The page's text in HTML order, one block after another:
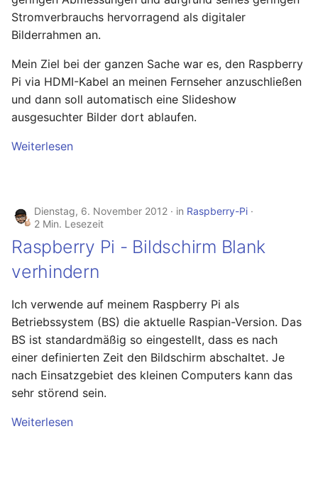
WireGuard VPN
OpenWrt - WireGuard VPN
Stromverbrauchs hervorragend als digitaler
Bilderrahmen an.
Mein Ziel bei der ganzen Sache war es, den Raspberry
Pi via HDMI-Kabel an meinen Fernseher anzuschließen
und dann soll automatisch eine Slideshow
ausgesuchter Bilder dort ablaufen.
Weiterlesen
Dienstag, 6. November 2012 in Raspberry-Pi
2 Min. Lesezeit
Raspberry Pi - Bildschirm Blank
verhindern
Ich verwende auf meinem Raspberry Pi als
Betriebssystem (BS) die aktuelle Raspian-Version. Das
BS ist standardmäßig so eingestellt, dass es nach
einer definierten Zeit den Bildschirm abschaltet. Je
nach Einsatzgebiet des kleinen Computers kann das
sehr störend sein.
Weiterlesen